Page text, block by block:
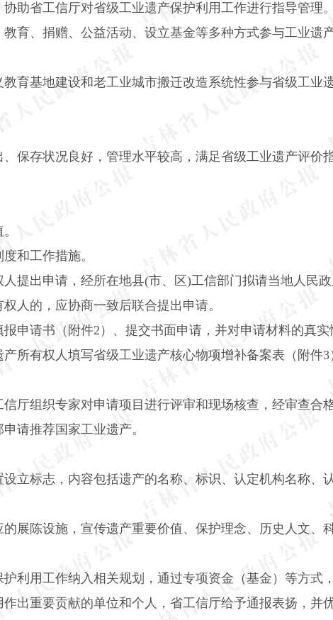
助省工信厅对省级工业遗产保护利用工作进行指导管理。
育、捐赠、公益活动、设立基金等多种方式参与工业遗
育基地建设和老工业城市搬迁改造系统性参与省级工业
保存状况良好，管理水平较高，满足省级工业遗产评价
和工作措施。
提出申请，经所在地县(市、区)工信部门拟请当地人民政
人的，应协商一致后联合提出申请。
申请书（附件2 ）、提交书面申请，并对申请材料的真实
所有权人填写省级工业遗产核心物项增补备案表（附件3
厅组织专家对申请项目进行评审和现场核查，经审查合
请推荐国家工业遗产。
立标志，内容包括遗产的名称、标识、认定机构名称、
展陈设施，宣传遗产重要价值、保护理念、历史人文、
利用工作纳入相关规划，通过专项资金（基金）等方式
出重要贡献的单位和个人，省工信厅给予通报表扬，并